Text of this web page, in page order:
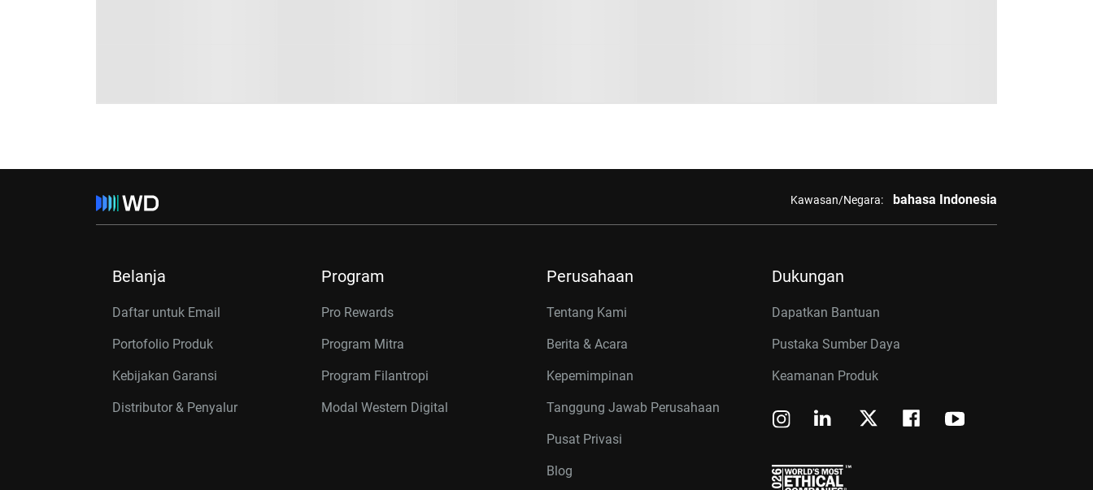
Kawasan/Negara: bahasa Indonesia
Belanja
Daftar untuk Email
Portofolio Produk
Kebijakan Garansi
Distributor & Penyalur
Program
Pro Rewards
Program Mitra
Program Filantropi
Modal Western Digital
Perusahaan
Tentang Kami
Berita & Acara
Kepemimpinan
Tanggung Jawab Perusahaan
Pusat Privasi
Blog
Dukungan
Dapatkan Bantuan
Pustaka Sumber Daya
Keamanan Produk